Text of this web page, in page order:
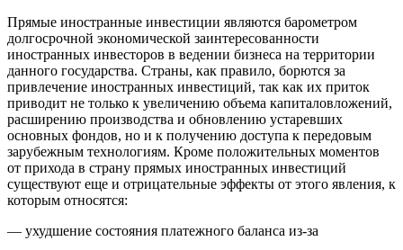
Прямые иностранные инвестиции являются барометром
долгосрочной экономической заинтересованности
иностранных инвесторов в ведении бизнеса на территории
данного государства. Страны, как правило, борются за
привлечение иностранных инвестиций, так как их приток
приводит не только к увеличению объема капиталовложений,
расширению производства и обновлению устаревших
основных фондов, но и к получению доступа к передовым
зарубежным технологиям. Кроме положительных моментов
от прихода в страну прямых иностранных инвестиций
существуют еще и отрицательные эффекты от этого явления, к
которым относятся:
— ухудшение состояния платежного баланса из-за